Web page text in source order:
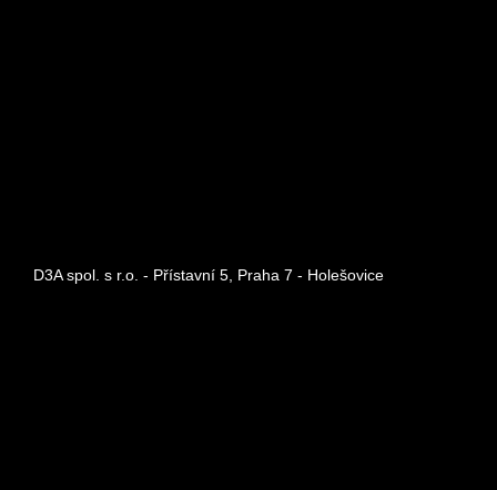
D3A spol. s r.o. - Přístavní 5, Praha 7 - Holešovice